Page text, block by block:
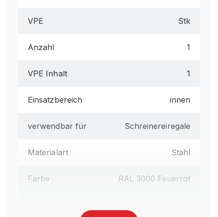
VPE Stk
Anzahl 1
VPE Inhalt 1
Einsatzbereich innen
verwendbar für Schreinereiregale
Materialart Stahl
Farbe RAL 3000 Feuerrot